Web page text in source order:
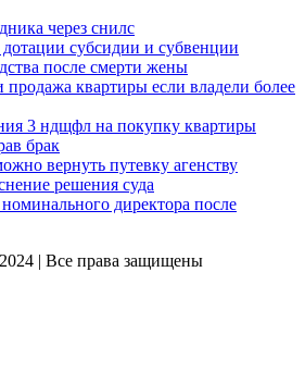
через снилс
дотации субсидии и субвенции
после смерти жены
продажа квартиры если владели более
3 ндщфл на покупку квартиры
брак
вернуть путевку агенству
решения суда
директора после
| Все права защищены